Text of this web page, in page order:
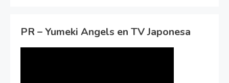
PR – Yumeki Angels en TV Japonesa